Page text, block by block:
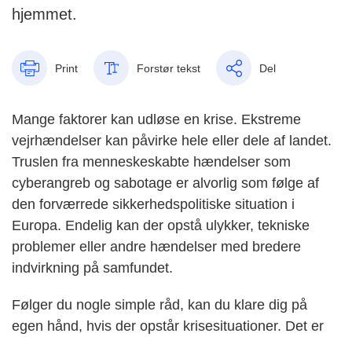
hjemmet.
Print Forstør tekst Del
Mange faktorer kan udløse en krise. Ekstreme
vejrhændelser kan påvirke hele eller dele af landet.
Truslen fra menneskeskabte hændelser som
cyberangreb og sabotage er alvorlig som følge af
den forværrede sikkerhedspolitiske situation i
Europa. Endelig kan der opstå ulykker, tekniske
problemer eller andre hændelser med bredere
indvirkning på samfundet.
Følger du nogle simple råd, kan du klare dig på
egen hånd, hvis der opstår krisesituationer. Det er